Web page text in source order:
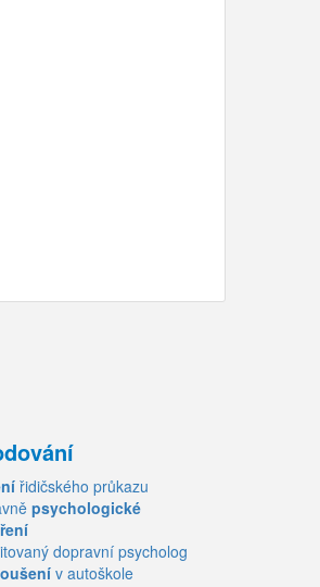
řidičského průkazu
psychologické
dopravní psycholog
v autoškole